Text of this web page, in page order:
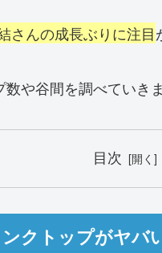
さんの成長ぶりに注目
や谷間を調べていきま
目次
クトップがヤバ